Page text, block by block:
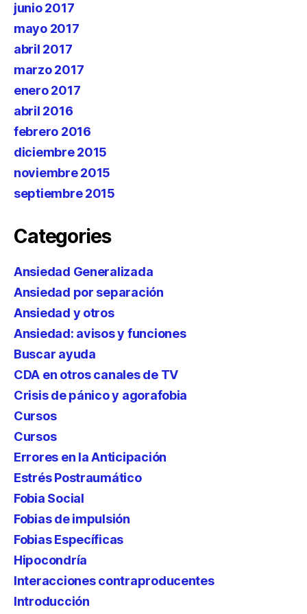
junio 2017
mayo 2017
abril 2017
marzo 2017
enero 2017
abril 2016
febrero 2016
diciembre 2015
noviembre 2015
septiembre 2015
Categories
Ansiedad Generalizada
Ansiedad por separación
Ansiedad y otros
Ansiedad: avisos y funciones
Buscar ayuda
CDA en otros canales de TV
Crisis de pánico y agorafobia
Cursos
Cursos
Errores en la Anticipación
Estrés Postraumático
Fobia Social
Fobias de impulsión
Fobias Específicas
Hipocondría
Interacciones contraproducentes
Introducción